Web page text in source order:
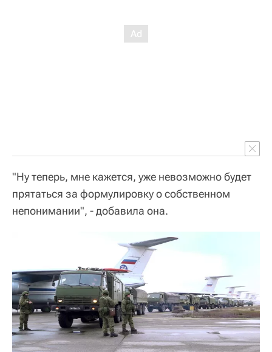
"Ну теперь, мне кажется, уже невозможно будет
прятаться за формулировку о собственном
непонимании", - добавила она.